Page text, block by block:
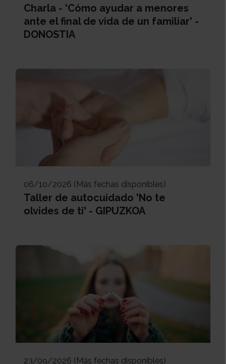
Charla - 'Cómo ayudar a menores
ante el final de vida de un familiar' -
DONOSTIA
06/10/2026 (Más fechas disponibles)
Taller de autocuidado 'No te
olvides de ti' - GIPUZKOA
23/09/2026 (Más fechas disponibles)